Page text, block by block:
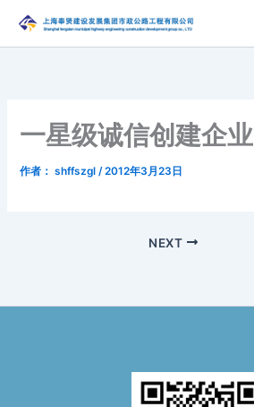
内
一星级诚信创建企业
作者： shffszgl/2012年3月23日
NEXT